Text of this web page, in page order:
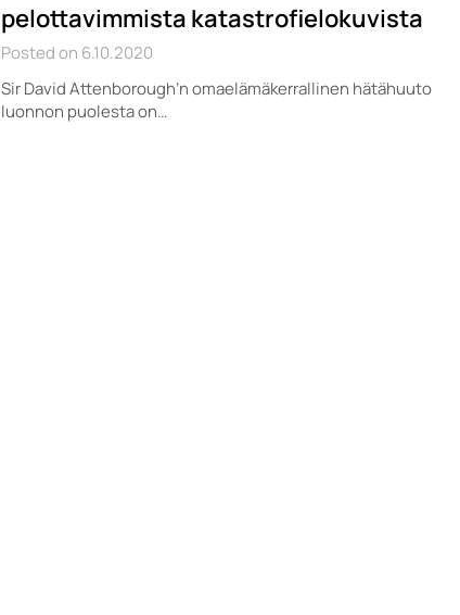
pelottavimmista katastrofielokuvista
Posted on 6.10.2020
Sir David Attenborough’n omaelämäkerrallinen hätähuuto
luonnon puolesta on…